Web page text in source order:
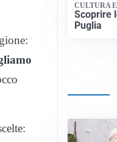
CULTURA
Scoprire
Puglia